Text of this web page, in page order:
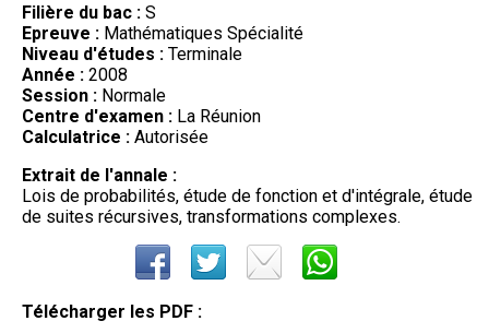
Filière du bac : S
Epreuve : Mathématiques Spécialité
Niveau d'études : Terminale
Année : 2008
Session : Normale
Centre d'examen : La Réunion
Calculatrice : Autorisée
Extrait de l'annale :
Lois de probabilités, étude de fonction et d'intégrale, étude
de suites récursives, transformations complexes.
Télécharger les PDF :